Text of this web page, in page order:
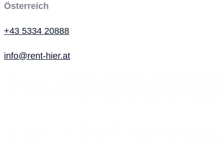
Österreich
+43 5334 20888
info@rent-hier.at